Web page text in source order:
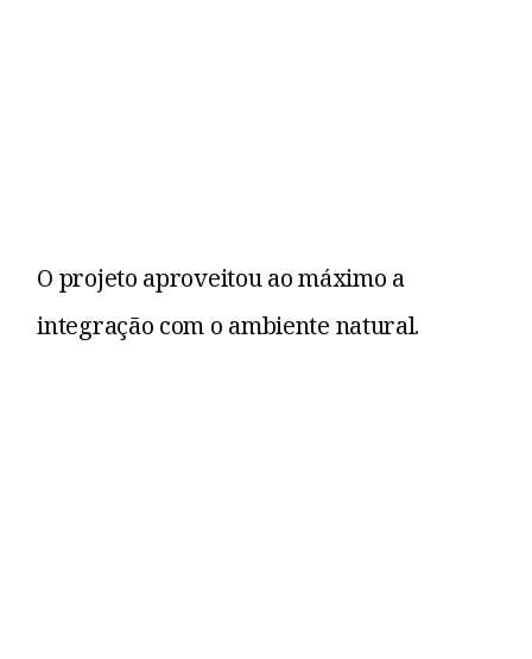
O projeto aproveitou ao máximo a
integração com o ambiente natural.